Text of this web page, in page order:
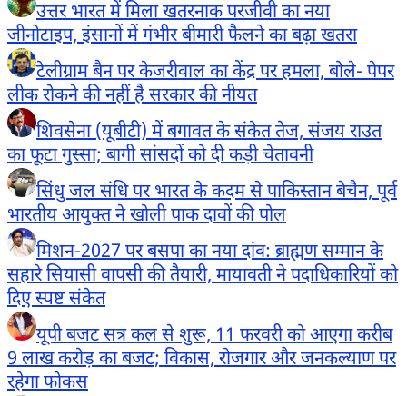
उत्तर भारत में मिला खतरनाक परजीवी का नया
जीनोटाइप, इंसानों में गंभीर बीमारी फैलने का बढ़ा खतरा
टेलीग्राम बैन पर केजरीवाल का केंद्र पर हमला, बोले- पेपर
लीक रोकने की नहीं है सरकार की नीयत
शिवसेना (यूबीटी) में बगावत के संकेत तेज, संजय राउत
का फूटा गुस्सा; बागी सांसदों को दी कड़ी चेतावनी
सिंधु जल संधि पर भारत के कदम से पाकिस्तान बेचैन, पूर्व
भारतीय आयुक्त ने खोली पाक दावों की पोल
मिशन-2027 पर बसपा का नया दांव: ब्राह्मण सम्मान के
सहारे सियासी वापसी की तैयारी, मायावती ने पदाधिकारियों को
दिए स्पष्ट संकेत
यूपी बजट सत्र कल से शुरू, 11 फरवरी को आएगा करीब
9 लाख करोड़ का बजट; विकास, रोजगार और जनकल्याण पर
रहेगा फोकस